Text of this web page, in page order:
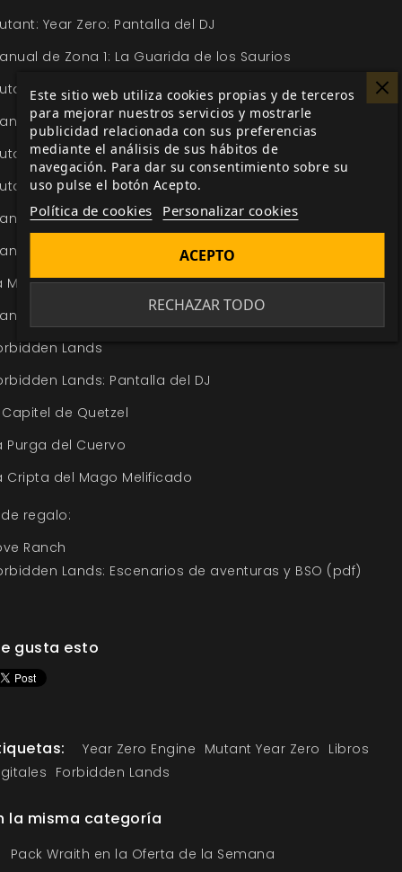
Year Zero: Pantalla del DJ
de Zona 1: La Guarida de los Saurios
Genlab Alpha
de Zona 3: ¡Morid, Comecarnes, Morid!
Mechatron
Elysium
de Zona 4: La Guerra Eterna
de zona 5: Hotel Imperator
Muerte Gris
de Zona 2: El Mar Azul Muerto
Lands
Lands: Pantalla del DJ
Capitel de Quetzel
Purga del Cuervo
Cripta del Mago Melificado
de regalo:
Ranch
Lands: Escenarios de aventuras y BSO (pdf)
gusta esto
Year Zero Engine Mutant Year Zero Libros
Forbidden Lands
la misma categoría
Pack Wraith en la Oferta de la Semana
Este sitio web utiliza cookies propias y de terceros
para mejorar nuestros servicios y mostrarle
publicidad relacionada con sus preferencias
mediante el análisis de sus hábitos de
navegación. Para dar su consentimiento sobre su
uso pulse el botón Acepto.
Política de cookies Personalizar cookies
RECHAZAR TODO
ACEPTO